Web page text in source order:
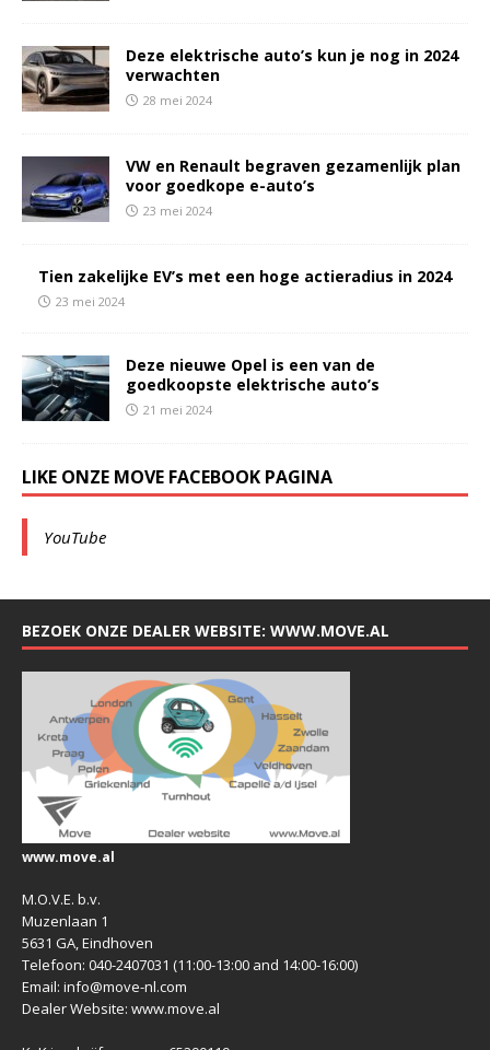
Deze elektrische auto’s kun je nog in 2024
verwachten
28 mei 2024
VW en Renault begraven gezamenlijk plan
voor goedkope e-auto’s
23 mei 2024
Tien zakelijke EV’s met een hoge actieradius in 2024
23 mei 2024
Deze nieuwe Opel is een van de
goedkoopste elektrische auto’s
21 mei 2024
LIKE ONZE MOVE FACEBOOK PAGINA
YouTube
BEZOEK ONZE DEALER WEBSITE: WWW.MOVE.AL
www.move.al
M.O.V.E. b.v.
Muzenlaan 1
5631 GA, Eindhoven
Telefoon: 040-2407031 (11:00-13:00 and 14:00-16:00)
Email: info@move-nl.com
Dealer Website: www.move.al